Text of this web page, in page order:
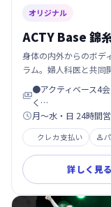
オリジナル
ACTY Base 錦
身体の内外からのボデ
ラム。婦人科医と共同

●アクティベース4会
く…
月～水・日 24時間
クレカ支払い 
詳しく見る